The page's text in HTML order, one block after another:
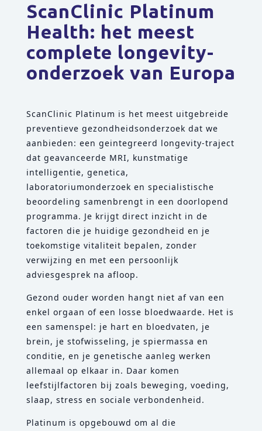
ScanClinic Platinum
Health: het meest
complete longevity-
onderzoek van Europa
ScanClinic Platinum is het meest uitgebreide
preventieve gezondheidsonderzoek dat we
aanbieden: een geintegreerd longevity-traject
dat geavanceerde MRI, kunstmatige
intelligentie, genetica,
laboratoriumonderzoek en specialistische
beoordeling samenbrengt in een doorlopend
programma. Je krijgt direct inzicht in de
factoren die je huidige gezondheid en je
toekomstige vitaliteit bepalen, zonder
verwijzing en met een persoonlijk
adviesgesprek na afloop.
Gezond ouder worden hangt niet af van een
enkel orgaan of een losse bloedwaarde. Het is
een samenspel: je hart en bloedvaten, je
brein, je stofwisseling, je spiermassa en
conditie, en je genetische aanleg werken
allemaal op elkaar in. Daar komen
leefstijlfactoren bij zoals beweging, voeding,
slaap, stress en sociale verbondenheid.
Platinum is opgebouwd om al die